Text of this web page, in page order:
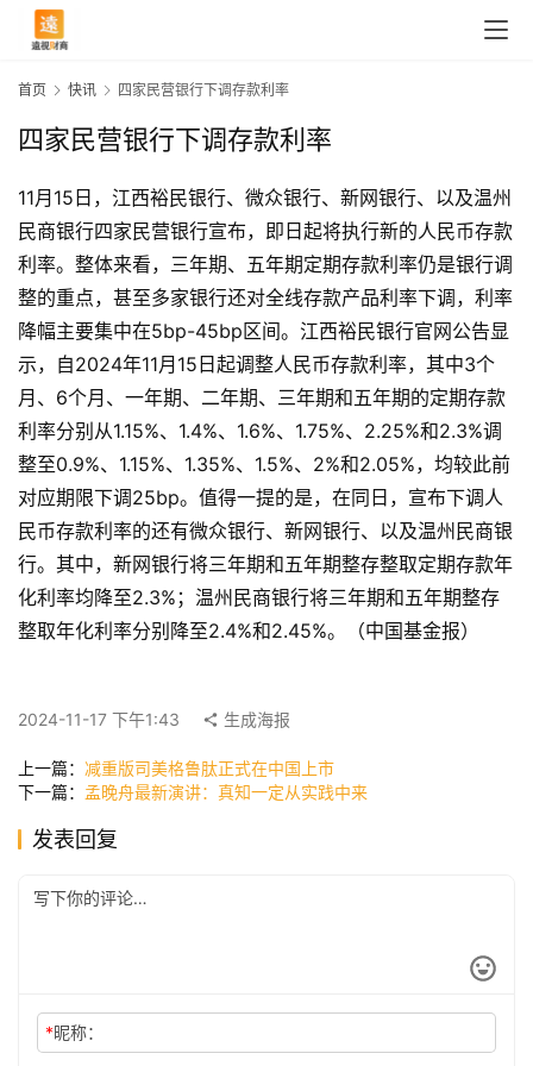
首
页
快
讯
司
尚
技
首页 快讯 四家民营银行下调存款利率
四家民营银行下调存款利率
11月15日，江西裕民银行、微众银行、新网银行、以及温州
民商银行四家民营银行宣布，即日起将执行新的人民币存款
利率。整体来看，三年期、五年期定期存款利率仍是银行调
整的重点，甚至多家银行还对全线存款产品利率下调，利率
降幅主要集中在5bp-45bp区间。江西裕民银行官网公告显
示，自2024年11月15日起调整人民币存款利率，其中3个
月、6个月、一年期、二年期、三年期和五年期的定期存款
利率分别从1.15%、1.4%、1.6%、1.75%、2.25%和2.3%调
整至0.9%、1.15%、1.35%、1.5%、2%和2.05%，均较此前
对应期限下调25bp。值得一提的是，在同日，宣布下调人
民币存款利率的还有微众银行、新网银行、以及温州民商银
行。其中，新网银行将三年期和五年期整存整取定期存款年
化利率均降至2.3%；温州民商银行将三年期和五年期整存
整取年化利率分别降至2.4%和2.45%。（中国基金报）
2024-11-17 下午1:43 生成海报
上一篇： 减重版司美格鲁肽正式在中国上市
下一篇： 孟晚舟最新演讲：真知一定从实践中来
发表回复
*昵称：